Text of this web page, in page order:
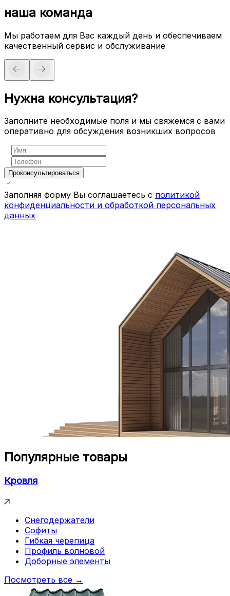
наша команда
Мы работаем для Вас каждый день и обеспечиваем
качественный сервис и обслуживание
Нужна консультация?
Заполните необходимые поля и мы свяжемся с вами
оперативно для обсуждения возникших вопросов
Проконсультироваться
Заполняя форму Вы соглашаетесь с политикой
конфиденциальности и обработкой персональных
данных
Популярные товары
Кровля
Снегодержатели
Софиты
Гибкая черепица
Профиль волновой
Доборные элементы
Посмотреть все →